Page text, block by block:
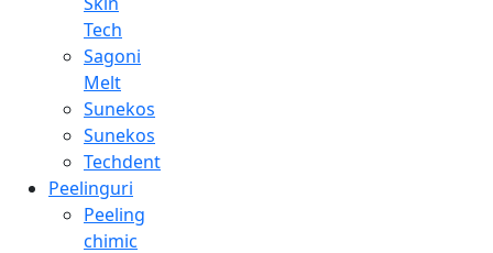
Tech
Sagoni
Melt
Sunekos
Sunekos
Techdent
Peelinguri
Peeling
chimic